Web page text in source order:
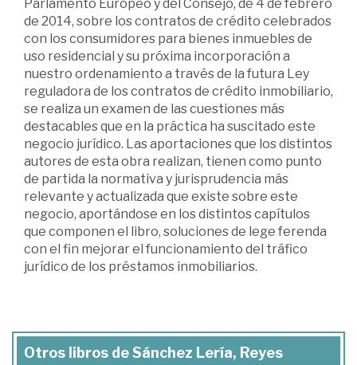
Parlamento Europeo y del Consejo, de 4 de febrero
de 2014, sobre los contratos de crédito celebrados
con los consumidores para bienes inmuebles de
uso residencial y su próxima incorporación a
nuestro ordenamiento a través de la futura Ley
reguladora de los contratos de crédito inmobiliario,
se realiza un examen de las cuestiones más
destacables que en la práctica ha suscitado este
negocio jurídico. Las aportaciones que los distintos
autores de esta obra realizan, tienen como punto
de partida la normativa y jurisprudencia más
relevante y actualizada que existe sobre este
negocio, aportándose en los distintos capítulos
que componen el libro, soluciones de lege ferenda
con el fin mejorar el funcionamiento del tráfico
jurídico de los préstamos inmobiliarios.
Otros libros de Sánchez Lería, Reyes